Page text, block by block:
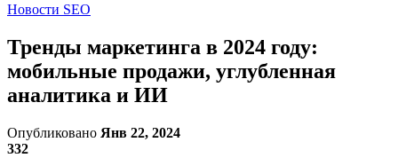
Новости SEO
Тренды маркетинга в 2024 году:
мобильные продажи, углубленная
аналитика и ИИ
Опубликовано Янв 22, 2024
332